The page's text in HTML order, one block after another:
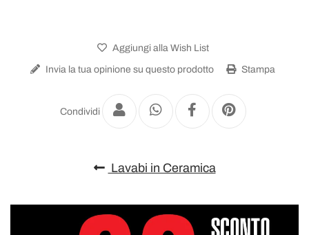
Aggiungi alla Wish List
Invia la tua opinione su questo prodotto Stampa
Condividi
Lavabi in Ceramica